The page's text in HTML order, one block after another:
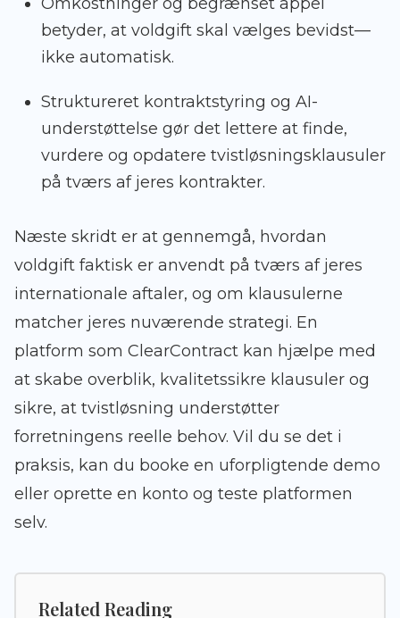
betyder, at voldgift skal vælges bevidst—
ikke automatisk.
Struktureret kontraktstyring og AI-
understøttelse gør det lettere at finde,
vurdere og opdatere tvistløsningsklausuler
på tværs af jeres kontrakter.
Næste skridt er at gennemgå, hvordan
voldgift faktisk er anvendt på tværs af jeres
internationale aftaler, og om klausulerne
matcher jeres nuværende strategi. En
platform som ClearContract kan hjælpe med
at skabe overblik, kvalitetssikre klausuler og
sikre, at tvistløsning understøtter
forretningens reelle behov. Vil du se det i
praksis, kan du booke en uforpligtende demo
eller oprette en konto og teste platformen
selv.
Related Reading